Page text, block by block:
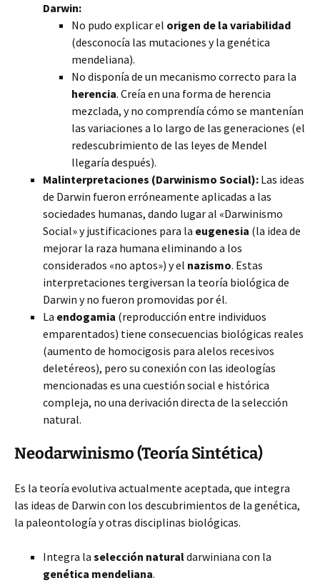
Darwin:
No pudo explicar el origen de la variabilidad
(desconocía las mutaciones y la genética
mendeliana).
No disponía de un mecanismo correcto para la
herencia. Creía en una forma de herencia
mezclada, y no comprendía cómo se mantenían
las variaciones a lo largo de las generaciones (el
redescubrimiento de las leyes de Mendel
llegaría después).
Malinterpretaciones (Darwinismo Social): Las ideas
de Darwin fueron erróneamente aplicadas a las
sociedades humanas, dando lugar al «Darwinismo
Social» y justificaciones para la eugenesia (la idea de
mejorar la raza humana eliminando a los
considerados «no aptos») y el nazismo. Estas
interpretaciones tergiversan la teoría biológica de
Darwin y no fueron promovidas por él.
La endogamia (reproducción entre individuos
emparentados) tiene consecuencias biológicas reales
(aumento de homocigosis para alelos recesivos
deletéreos), pero su conexión con las ideologías
mencionadas es una cuestión social e histórica
compleja, no una derivación directa de la selección
natural.
Neodarwinismo (Teoría Sintética)
Es la teoría evolutiva actualmente aceptada, que integra
las ideas de Darwin con los descubrimientos de la genética,
la paleontología y otras disciplinas biológicas.
Integra la selección naturaldarwiniana con la
genética mendeliana.